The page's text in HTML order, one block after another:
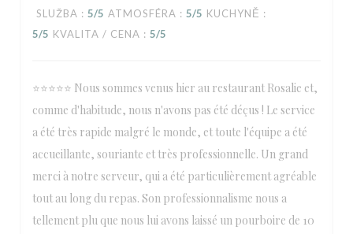
SLUŽBA : 5/5 ATMOSFÉRA : 5/5 KUCHYNĚ :
5/5 KVALITA / CENA : 5/5
⭐⭐⭐⭐⭐ Nous sommes venus hier au restaurant Rosalie et,
comme d'habitude, nous n'avons pas été déçus ! Le service
a été très rapide malgré le monde, et toute l'équipe a été
accueillante, souriante et très professionnelle. Un grand
merci à notre serveur, qui a été particulièrement agréable
tout au long du repas. Son professionnalisme nous a
tellement plu que nous lui avons laissé un pourboire de 10